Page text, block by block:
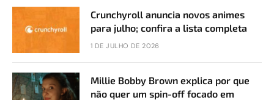
Crunchyroll anuncia novos animes
para julho; confira a lista completa
1 DE JULHO DE 2026
Millie Bobby Brown explica por que
não quer um spin-off focado em